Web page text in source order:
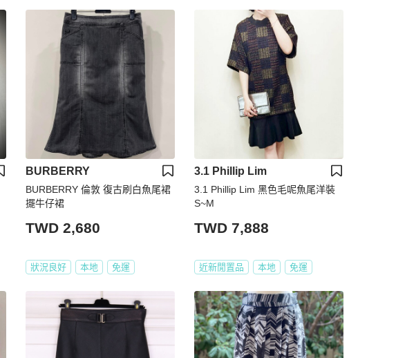
BURBERRY
BURBERRY 倫敦 復古刷白魚尾裙
擺牛仔裙
TWD 2,680
狀況良好 本地 免運
3.1 Phillip Lim
3.1 Phillip Lim 黑色毛呢魚尾洋裝
S~M
TWD 7,888
近新閒置品 本地 免運